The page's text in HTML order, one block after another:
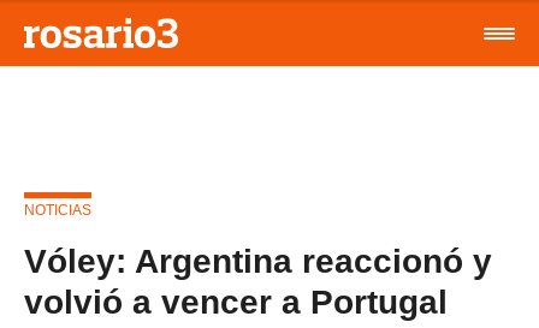
NOTICIAS
Vóley: Argentina reaccionó y
volvió a vencer a Portugal